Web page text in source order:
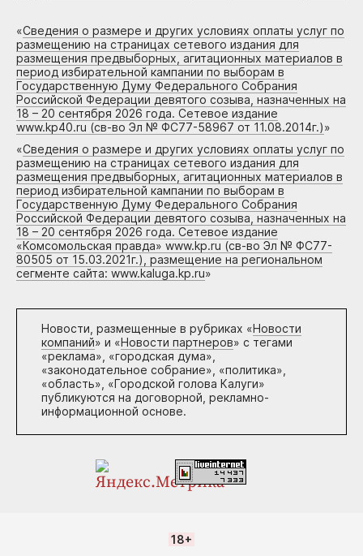
«Сведения о размере и других условиях оплаты услуг по
размещению на страницах сетевого издания для
размещения предвыборных, агитационных материалов в
период избирательной кампании по выборам в
Государственную Думу Федерального Собрания
Российской Федерации девятого созыва, назначенных на
18 – 20 сентября 2026 года. Сетевое издание
www.kp40.ru (св-во Эл № ФС77-58967 от 11.08.2014г.)»
«Сведения о размере и других условиях оплаты услуг по
размещению на страницах сетевого издания для
размещения предвыборных, агитационных материалов в
период избирательной кампании по выборам в
Государственную Думу Федерального Собрания
Российской Федерации девятого созыва, назначенных на
18 – 20 сентября 2026 года. Сетевое издание
«Комсомольская правда» www.kp.ru (св-во Эл № ФС77-
80505 от 15.03.2021г.), размещение на региональном
сегменте сайта: www.kaluga.kp.ru»
Новости, размещенные в рубриках «Новости
компаний» и «Новости партнеров» с тегами
«реклама», «городская дума»,
«законодательное собрание», «политика»,
«область», «Городской голова Калуги»
публикуются на договорной, рекламно-
информационной основе.
18+